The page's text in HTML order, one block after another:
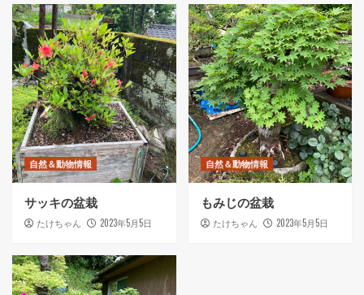
自然＆動物情報
サッキの盆栽
たけちゃん 2023年5月5日
自然＆動物情報
もみじの盆栽
たけちゃん 2023年5月5日